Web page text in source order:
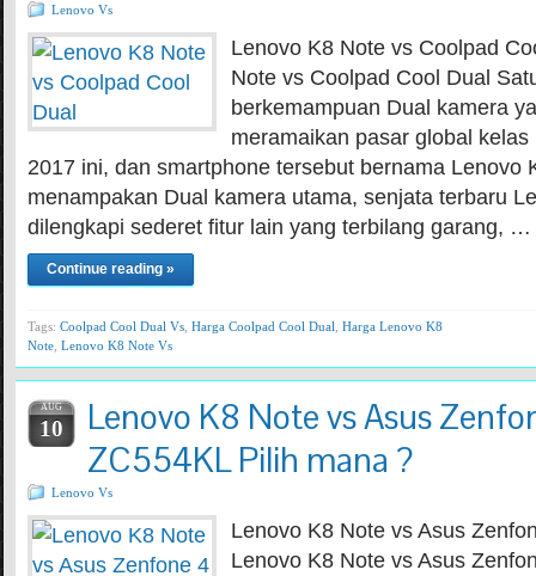
Lenovo Vs
Lenovo K8 Note vs Coolpad
Note vs Coolpad Cool Dual
berkemampuan Dual kamera
meramaikan pasar global
2017 ini, dan smartphone tersebut bernama Lenovo
menampakan Dual kamera utama, senjata terbaru
dilengkapi sederet fitur lain yang terbilang garang, …
Continue reading »
Tags: Coolpad Cool Dual Vs, Harga Coolpad Cool Dual Harga Lenovo K8
Note, Lenovo K8 Note Vs
AUG
10
Lenovo K8 Note vs Asus
ZC554KL Pilih mana ?
Lenovo Vs
Lenovo K8 Note vs Asus
Lenovo K8 Note vs Asus